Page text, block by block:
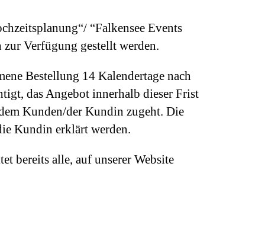
“Falkensee Events
Verfügung gestellt werden.
Bestellung 14 Kalendertage nach
das Angebot innerhalb dieser Frist
Kunden/der Kundin zugeht. Die
Kundin erklärt werden.
bereits alle, auf unserer Website